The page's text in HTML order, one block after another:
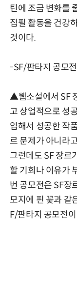
틴에 조금 변화를
집필 활동을 건강
것이다.
-SF/판타지 공모
▲웹소설에서 SF
고 상업적으로 성
입해서 성공한 작
르 문제가 아니라
그런데도 SF 장르
할 기회나 이유가
번 공모전은 SF장
모지에 핀 꽃과 같
F/판타지 공모전